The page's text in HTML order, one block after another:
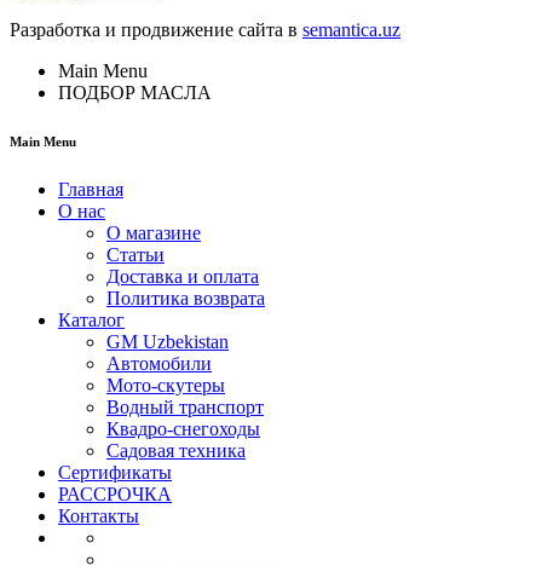
Разработка и продвижение сайта в semantica.uz
Main Menu
ПОДБОР МАСЛА
Main Menu
Главная
О нас
О магазине
Статьи
Доставка и оплата
Политика возврата
Каталог
GM Uzbekistan
Автомобили
Мото-скутеры
Водный транспорт
Квадро-снегоходы
Садовая техника
Сертификаты
РАССРОЧКА
Контакты